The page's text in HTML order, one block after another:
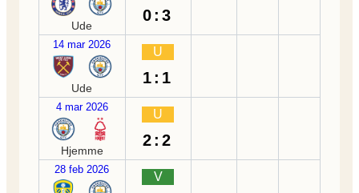
Ude
0:3
14 mar 2026
Ude
U
1:1
4 mar 2026
Hjemme
U
2:2
28 feb 2026
V